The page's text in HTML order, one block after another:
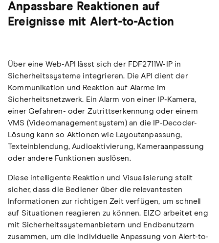
Anpassbare Reaktionen auf
Ereignisse mit Alert-to-Action
Über eine Web-API lässt sich der FDF2711W-IP in
Sicherheitssysteme integrieren. Die API dient der
Kommunikation und Reaktion auf Alarme im
Sicherheitsnetzwerk. Ein Alarm von einer IP-Kamera,
einer Gefahren- oder Zutrittserkennung oder einem
VMS (Videomanagementsystem) an die IP-Decoder-
Lösung kann so Aktionen wie Layoutanpassung,
Texteinblendung, Audioaktivierung, Kameraanpassung
oder andere Funktionen auslösen.
Diese intelligente Reaktion und Visualisierung stellt
sicher, dass die Bediener über die relevantesten
Informationen zur richtigen Zeit verfügen, um schnell
auf Situationen reagieren zu können. EIZO arbeitet eng
mit Sicherheitssystemanbietern und Endbenutzern
zusammen, um die individuelle Anpassung von Alert-to-